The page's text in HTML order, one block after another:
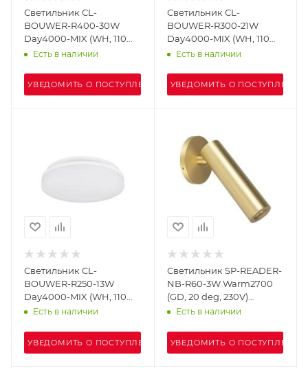
Светильник CL-
BOUWER-R400-30W
Day4000-MIX (WH, 110
deg, 230V, TRIAC) (Arlight,
Есть в наличии
УВЕДОМИТЬ О ПОСТУПЛЕНИИ
Светильник CL-
BOUWER-R300-21W
Day4000-MIX (WH, 110
deg, 230V, TRIAC) (Arlight,
Есть в наличии
УВЕДОМИТЬ О ПОСТУПЛЕНИИ
Светильник CL-
BOUWER-R250-13W
Day4000-MIX (WH, 110
deg, 230V, TRIAC) (Arlight,
Есть в наличии
УВЕДОМИТЬ О ПОСТУПЛЕНИИ
Светильник SP-READER-
NB-R60-3W Warm2700
(GD, 20 deg, 230V)
(Arlight, IP20 Металл, 3
Есть в наличии
УВЕДОМИТЬ О ПОСТУПЛЕНИИ